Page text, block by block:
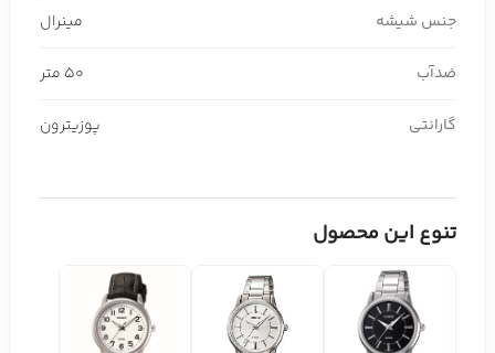
جنس شیشه مینرال
ضدآب 50 متر
گارانتی پوزیترون
تنوع این محصول